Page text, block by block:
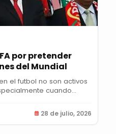
por pretender
del Mundial
el futbol no son activos
cuando...
28 de julio, 2026